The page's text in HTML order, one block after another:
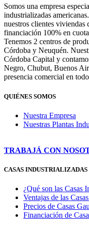
Somos una empresa
industrializadas
nuestros clientes viviendas
financiación 100% en
Tenemos 2 centros de
Córdoba y Neuquén.
Córdoba Capital y
Negro, Chubut, Buenos
presencia comercial en
QUIÉNES SOMOS
Nuestra Empresa
Nuestras Plantas
TRABAJÁ CON
CASAS INDUSTRIALIZADAS
¿Qué son las Casas
Ventajas de las
Precios de Casas
Financiación de